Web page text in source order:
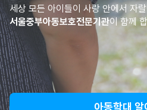
세상 모든 아이들이 사랑 안에서 자
서울중부아동보호전문기관이 함께
아동학대 알